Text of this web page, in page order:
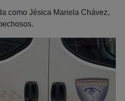
como Jésica Mariela Chávez,